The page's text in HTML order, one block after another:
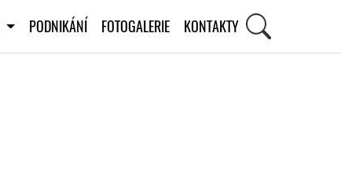
PODNIKÁNÍ FOTOGALERIE KONTAKTY